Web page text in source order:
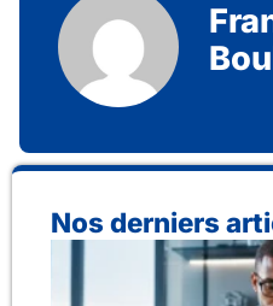
Nos derniers